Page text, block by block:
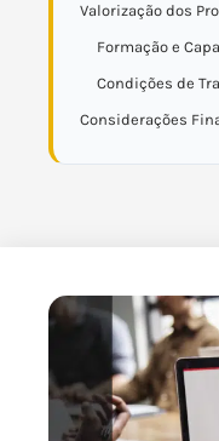
Valorização dos
Formação e
Condições de
Considerações